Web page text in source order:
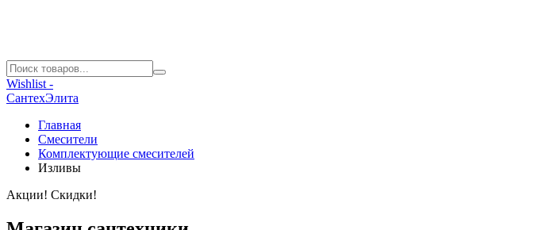
Wishlist -
СантехЭлита
Главная
Смесители
Комплектующие смесителей
Изливы
Акции! Скидки!